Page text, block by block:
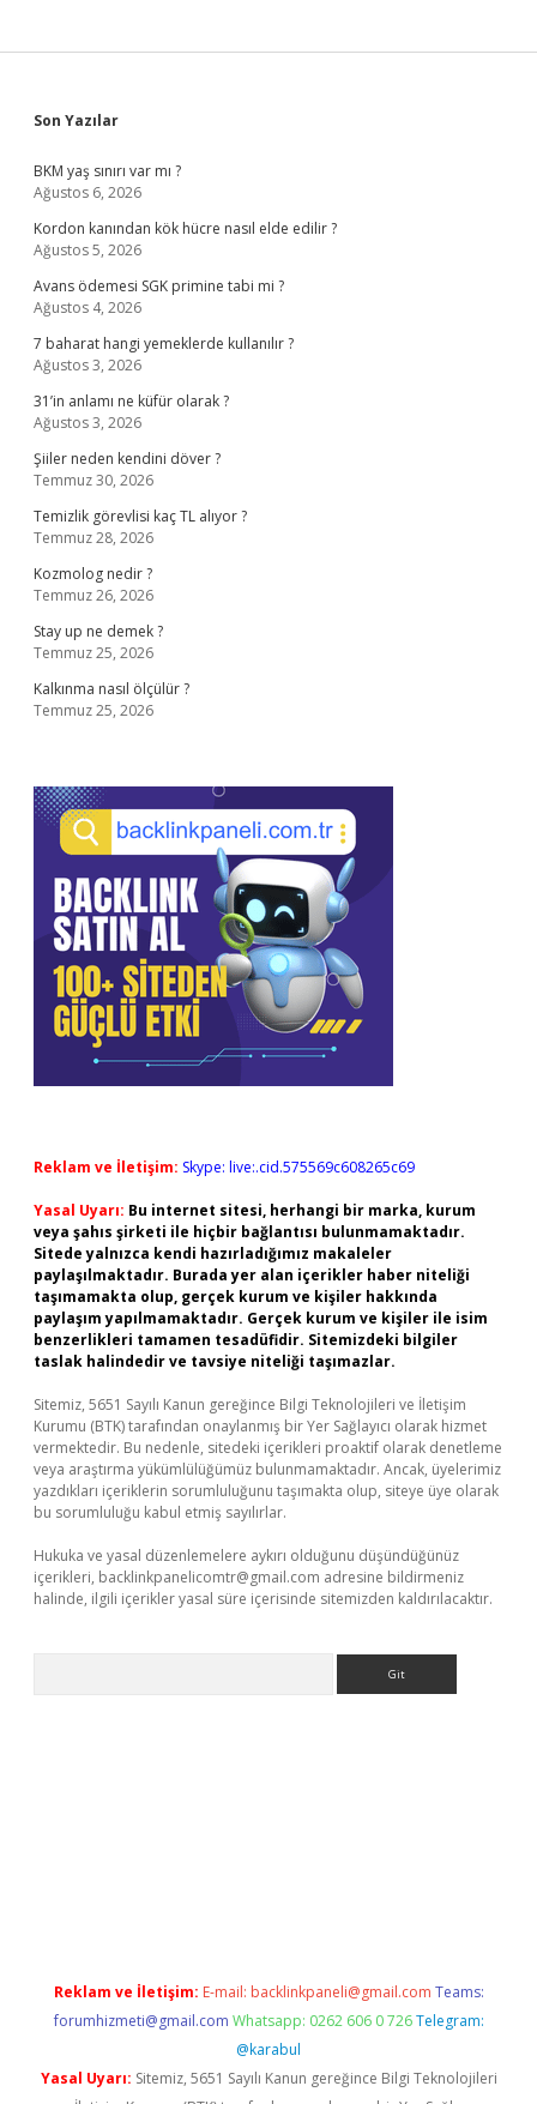
Sidebar
Son Yazılar
BKM yaş sınırı var mı ?
Ağustos 6, 2026
Kordon kanından kök hücre nasıl elde edilir ?
Ağustos 5, 2026
Avans ödemesi SGK primine tabi mi ?
Ağustos 4, 2026
7 baharat hangi yemeklerde kullanılır ?
Ağustos 3, 2026
31’in anlamı ne küfür olarak ?
Ağustos 3, 2026
Şiiler neden kendini döver ?
Temmuz 30, 2026
Temizlik görevlisi kaç TL alıyor ?
Temmuz 28, 2026
Kozmolog nedir ?
Temmuz 26, 2026
Stay up ne demek ?
Temmuz 25, 2026
Kalkınma nasıl ölçülür ?
Temmuz 25, 2026
Reklam ve İletişim: Skype: live:.cid.575569c608265c69
Yasal Uyarı: Bu internet sitesi, herhangi bir marka, kurum
veya şahıs şirketi ile hiçbir bağlantısı bulunmamaktadır.
Sitede yalnızca kendi hazırladığımız makaleler
paylaşılmaktadır. Burada yer alan içerikler haber niteliği
taşımamakta olup, gerçek kurum ve kişiler hakkında
paylaşım yapılmamaktadır. Gerçek kurum ve kişiler ile isim
benzerlikleri tamamen tesadüfidir. Sitemizdeki bilgiler
taslak halindedir ve tavsiye niteliği taşımazlar.
Sitemiz, 5651 Sayılı Kanun gereğince Bilgi Teknolojileri ve İletişim
Kurumu (BTK) tarafından onaylanmış bir Yer Sağlayıcı olarak hizmet
vermektedir. Bu nedenle, sitedeki içerikleri proaktif olarak denetleme
veya araştırma yükümlülüğümüz bulunmamaktadır. Ancak, üyelerimiz
yazdıkları içeriklerin sorumluluğunu taşımakta olup, siteye üye olarak
bu sorumluluğu kabul etmiş sayılırlar.
Hukuka ve yasal düzenlemelere aykırı olduğunu düşündüğünüz
içerikleri, backlinkpanelicomtr@gmail.com adresine bildirmeniz
halinde, ilgili içerikler yasal süre içerisinde sitemizden kaldırılacaktır.
Reklam ve İletişim: E-mail: backlinkpaneli@gmail.com Teams:
forumhizmeti@gmail.com Whatsapp: 0262 606 0 726 Telegram:
@karabul
Yasal Uyarı: Sitemiz, 5651 Sayılı Kanun gereğince Bilgi Teknolojileri